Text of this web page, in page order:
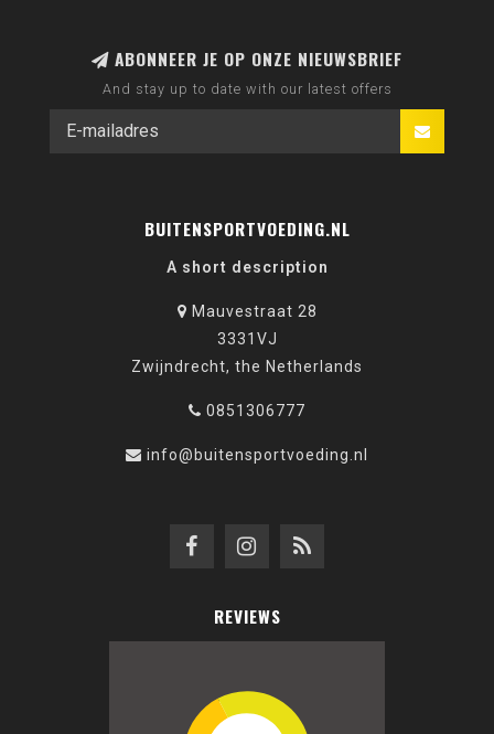
ABONNEER JE OP ONZE NIEUWSBRIEF
And stay up to date with our latest offers
BUITENSPORTVOEDING.NL
A short description
Mauvestraat 28
3331VJ
Zwijndrecht, the Netherlands
0851306777
info@buitensportvoeding.nl
REVIEWS